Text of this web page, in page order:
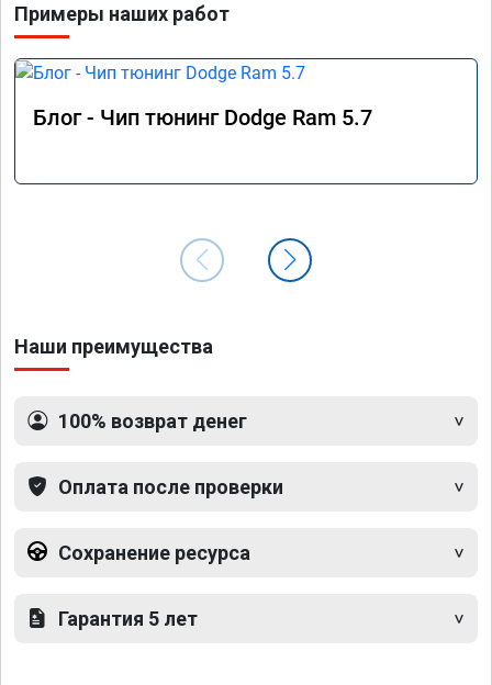
в
Примеры наших работ
Блог - Чип тюнинг Dodge Ram 5.7
Наши преимущества
100% возврат денег
Оплата после проверки
Сохранение ресурса
Гарантия 5 лет